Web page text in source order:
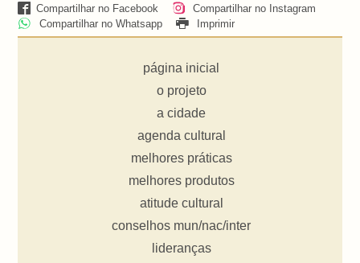
Compartilhar no Facebook
Compartilhar no Instagram
Compartilhar no Whatsapp
Imprimir
página inicial
o projeto
a cidade
agenda cultural
melhores práticas
melhores produtos
atitude cultural
conselhos mun/nac/inter
lideranças